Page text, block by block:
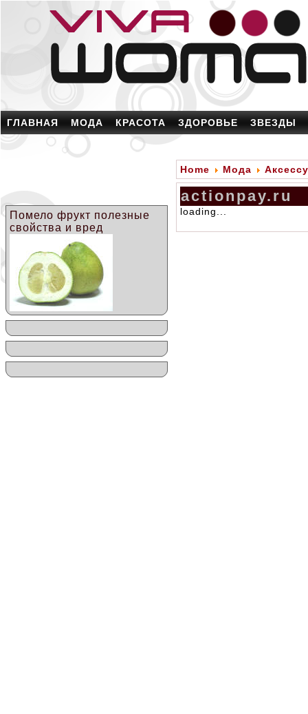
ГЛАВНАЯ МОДА КРАСОТА ЗДОРОВЬЕ ЗВЕЗДЫ
Помело фрукт полезные
свойства и вред
Home Мода
actionpay.ru
loading...